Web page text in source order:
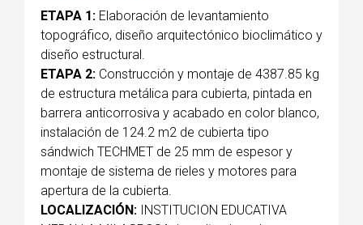
ETAPA 1: Elaboración de levantamiento
topográfico, diseño arquitectónico bioclimático y
diseño estructural.
ETAPA 2: Construcción y montaje de 4387.85 kg
de estructura metálica para cubierta, pintada en
barrera anticorrosiva y acabado en color blanco,
instalación de 124.2 m2 de cubierta tipo
sándwich TECHMET de 25 mm de espesor y
montaje de sistema de rieles y motores para
apertura de la cubierta.
LOCALIZACIÓN: INSTITUCION EDUCATIVA